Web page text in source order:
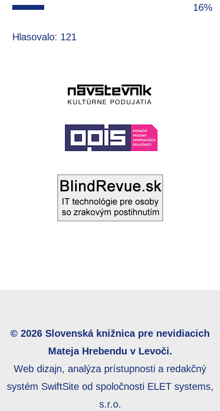
16%
Hlasovalo: 121
© 2026 Slovenská knižnica pre nevidiacich
Mateja Hrebendu v Levoči.
Web dizajn, analýza prístupnosti a redakčný
systém SwiftSite od spoločnosti ELET systems,
s.r.o.